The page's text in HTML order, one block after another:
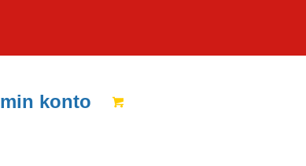
min konto